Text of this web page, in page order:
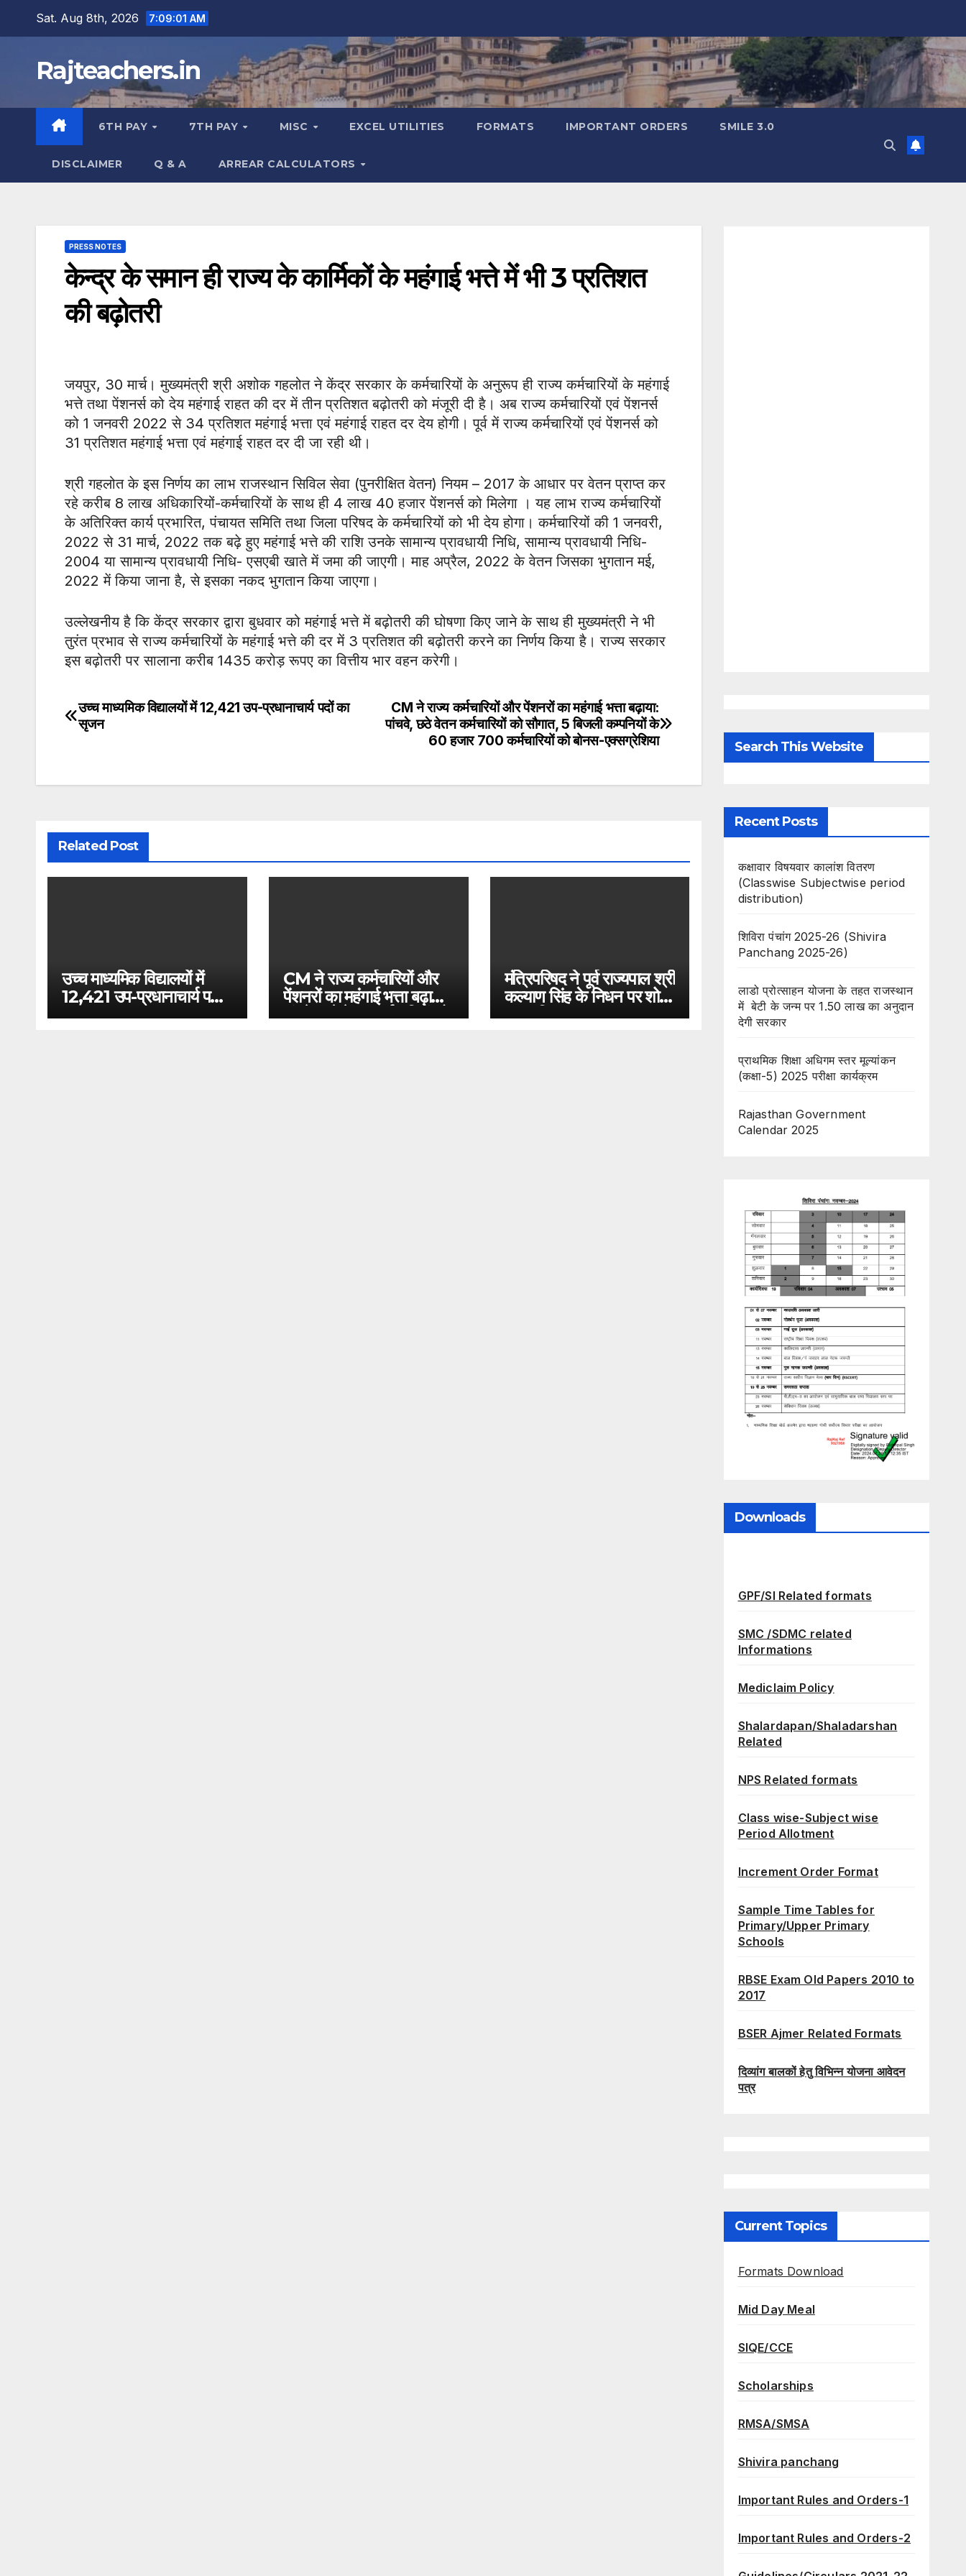
Sat. Aug 8th, 2026 7:09:02 AM
Rajteachers.in
6TH PAY 7TH PAY MISC EXCEL UTILITIES FORMATS IMPORTANT ORDERS SMILE 3.0
DISCLAIMER Q & A ARREAR CALCULATORS
PRESS NOTES
केन्द्र के समान ही राज्य के कार्मिकों के महंगाई भत्ते में भी 3 प्रतिशत
की बढ़ोतरी
जयपुर, 30 मार्च। मुख्यमंत्री श्री अशोक गहलोत ने केंद्र सरकार के कर्मचारियों के अनुरूप ही राज्य कर्मचारियों के महंगाई
भत्ते तथा पेंशनर्स को देय महंगाई राहत की दर में तीन प्रतिशत बढ़ोतरी को मंजूरी दी है। अब राज्य कर्मचारियों एवं पेंशनर्स
को 1 जनवरी 2022 से 34 प्रतिशत महंगाई भत्ता एवं महंगाई राहत दर देय होगी। पूर्व में राज्य कर्मचारियों एवं पेंशनर्स को
31 प्रतिशत महंगाई भत्ता एवं महंगाई राहत दर दी जा रही थी।
श्री गहलोत के इस निर्णय का लाभ राजस्थान सिविल सेवा (पुनरीक्षित वेतन) नियम – 2017 के आधार पर वेतन प्राप्त कर
रहे करीब 8 लाख अधिकारियों-कर्मचारियों के साथ ही 4 लाख 40 हजार पेंशनर्स को मिलेगा । यह लाभ राज्य कर्मचारियों
के अतिरिक्त कार्य प्रभारित, पंचायत समिति तथा जिला परिषद के कर्मचारियों को भी देय होगा। कर्मचारियों की 1 जनवरी,
2022 से 31 मार्च, 2022 तक बढ़े हुए महंगाई भत्ते की राशि उनके सामान्य प्रावधायी निधि, सामान्य प्रावधायी निधि-
2004 या सामान्य प्रावधायी निधि- एसएबी खाते में जमा की जाएगी। माह अप्रैल, 2022 के वेतन जिसका भुगतान मई,
2022 में किया जाना है, से इसका नकद भुगतान किया जाएगा।
उल्लेखनीय है कि केंद्र सरकार द्वारा बुधवार को महंगाई भत्ते में बढ़ोतरी की घोषणा किए जाने के साथ ही मुख्यमंत्री ने भी
तुरंत प्रभाव से राज्य कर्मचारियों के महंगाई भत्ते की दर में 3 प्रतिशत की बढ़ोतरी करने का निर्णय किया है। राज्य सरकार
इस बढ़ोतरी पर सालाना करीब 1435 करोड़ रूपए का वित्तीय भार वहन करेगी।
Post
CM ने राज्य कर्मचारियों और पेंशनरों का महंगाई भत्ता बढ़ाया:
पांचवे, छठे वेतन कर्मचारियों को सौगात, 5 बिजली कम्पनियों के
60 हजार 700 कर्मचारियों को बोनस-एक्सग्रेशिया
उच्च माध्यमिक विद्यालयों में 12,421 उप-प्रधानाचार्य पदों का
सृजन
Related Post
उच्च माध्यमिक विद्यालयों में
12,421 उप-प्रधानाचार्य पदों
का सृजन
CM ने राज्य कर्मचारियों और
पेंशनरों का महंगाई भत्ता बढ़ाया:
पांचवे, छठे वेतन कर्मचारियों को
मंत्रिपरिषद ने पूर्व राज्यपाल श्री
कल्याण सिंह के निधन पर शोक
व्यक्त किया
Search This Website
Recent Posts
कक्षावार विषयवार कालांश वितरण
(Classwise Subjectwise period
distribution)
शिविरा पंचांग 2025-26 (Shivira
Panchang 2025-26)
लाडो प्रोत्साहन योजना के तहत राजस्थान
में बेटी के जन्म पर 1.50 लाख का अनुदान
देगी सरकार
प्राथमिक शिक्षा अधिगम स्तर मूल्यांकन
(कक्षा-5) 2025 परीक्षा कार्यक्रम
Rajasthan Government
Calendar 2025
Downloads
GPF/SI Related formats
SMC /SDMC related
Informations
Mediclaim Policy
Shalardapan/Shaladarshan
Related
NPS Related formats
Class wise-Subject wise
Period Allotment
Increment Order Format
Sample Time Tables for
Primary/Upper Primary
Schools
RBSE Exam Old Papers 2010 to
2017
BSER Ajmer Related Formats
दिव्यांग बालकों हेतु विभिन्न योजना आवेदन
पत्र
Current Topics
Formats Download
Mid Day Meal
SIQE/CCE
Scholarships
RMSA/SMSA
Shivira panchang
Important Rules and Orders-1
Important Rules and Orders-2